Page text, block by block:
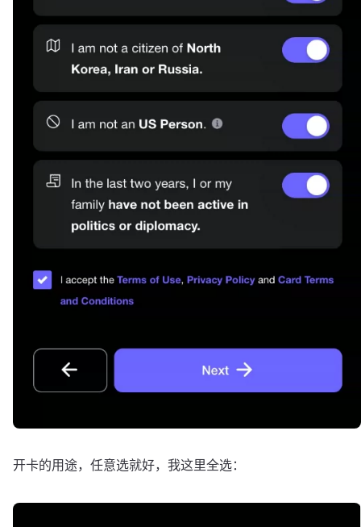
开卡的用途，任意选就好，我这里全选：